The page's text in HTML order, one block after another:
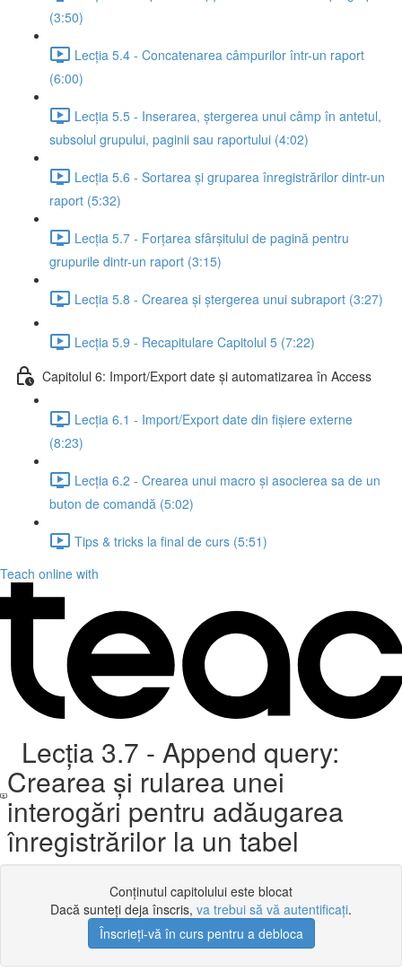
(3:50)
Lecția 5.4 - Concatenarea câmpurilor într-un raport
(6:00)
Lecția 5.5 - Inserarea, ștergerea unui câmp în antetul,
subsolul grupului, paginii sau raportului (4:02)
Lecția 5.6 - Sortarea și gruparea înregistrărilor dintr-un
raport (5:32)
Lecția 5.7 - Forțarea sfârșitului de pagină pentru
grupurile dintr-un raport (3:15)
Lecția 5.8 - Crearea și ștergerea unui subraport (3:27)
Lecția 5.9 - Recapitulare Capitolul 5 (7:22)
Capitolul 6: Import/Export date și automatizarea în Access
Lecția 6.1 - Import/Export date din fișiere externe
(8:23)
Lecția 6.2 - Crearea unui macro și asocierea sa de un
buton de comandă (5:02)
Tips & tricks la final de curs (5:51)
Teach online with
Lecția 3.7 - Append query:
Crearea și rularea unei
interogări pentru adăugarea
înregistrărilor la un tabel
Conținutul capitolului este blocat
Dacă sunteți deja înscris, va trebui să vă autentificați.
Înscrieți-vă în curs pentru a debloca